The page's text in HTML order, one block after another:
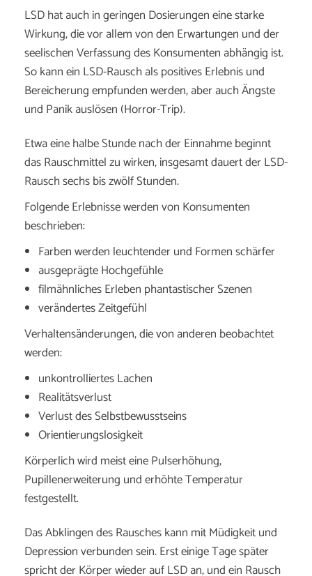
LSD hat auch in geringen Dosierungen eine starke
Wirkung, die vor allem von den Erwartungen und der
seelischen Verfassung des Konsumenten abhängig ist.
So kann ein LSD-Rausch als positives Erlebnis und
Bereicherung empfunden werden, aber auch Ängste
und Panik auslösen (Horror-Trip).
Etwa eine halbe Stunde nach der Einnahme beginnt
das Rauschmittel zu wirken, insgesamt dauert der LSD-
Rausch sechs bis zwölf Stunden.
Folgende Erlebnisse werden von Konsumenten
beschrieben:
Farben werden leuchtender und Formen schärfer
ausgeprägte Hochgefühle
filmähnliches Erleben phantastischer Szenen
verändertes Zeitgefühl
Verhaltensänderungen, die von anderen beobachtet
werden:
unkontrolliertes Lachen
Realitätsverlust
Verlust des Selbstbewusstseins
Orientierungslosigkeit
Körperlich wird meist eine Pulserhöhung,
Pupillenerweiterung und erhöhte Temperatur
festgestellt.
Das Abklingen des Rausches kann mit Müdigkeit und
Depression verbunden sein. Erst einige Tage später
spricht der Körper wieder auf LSD an, und ein Rausch